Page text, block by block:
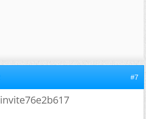
#7
invite76e2b617